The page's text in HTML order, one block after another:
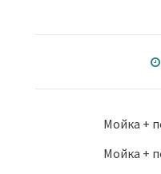
Мойка +
Мойка +